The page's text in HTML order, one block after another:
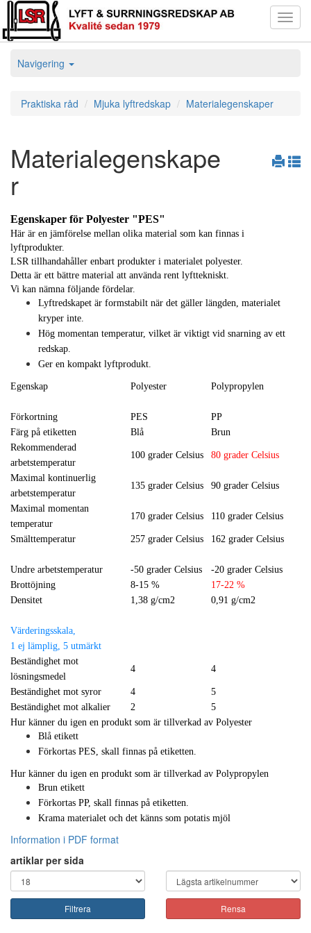
Navigering
Praktiska råd Mjuka lyftredskap Materialegenskaper
Materialegenskape
r
Egenskaper för Polyester "PES"
Här är en jämförelse mellan olika material som kan finnas i
lyftprodukter.
LSR tillhandahåller enbart produkter i materialet polyester.
Detta är ett bättre material att använda rent lyfttekniskt.
Vi kan nämna följande fördelar.
Lyftredskapet är formstabilt när det gäller längden, materialet
kryper inte.
Hög momentan temperatur, vilket är viktigt vid snarning av ett
redskap.
Ger en kompakt lyftprodukt.
Egenskap Polyester Polypropylen
Förkortning PES
PP
Färg på etiketten
Blå
Brun
Rekommenderad
arbetstemperatur
100 grader Celsius 80 grader Celsius
Maximal kontinuerlig
arbetstemperatur
135 grader Celsius 90 grader Celsius
Maximal momentan
temperatur
170 grader Celsius 110 grader Celsius
Smälttemperatur 257 grader Celsius 162 grader Celsius
Undre arbetstemperatur -50 grader Celsius
-20 grader Celsius
Brottöjning
8-15 %
17-22 %
Densitet
1,38 g/cm2 0,91 g/cm2
Värderingsskala,
1 ej lämplig, 5 utmärkt
Beständighet mot
lösningsmedel
4 4
Beständighet mot syror 4
5
Beständighet mot alkalier
2
5
Hur känner du igen en produkt som är tillverkad av Polyester
Blå etikett
Förkortas PES, skall finnas på etiketten.
Hur känner du igen en produkt som är tillverkad av Polypropylen
Brun etikett
Förkortas PP, skall finnas på etiketten.
Krama materialet och det känns som potatis mjöl
Information i PDF format
artiklar per sida
Filtrera Rensa